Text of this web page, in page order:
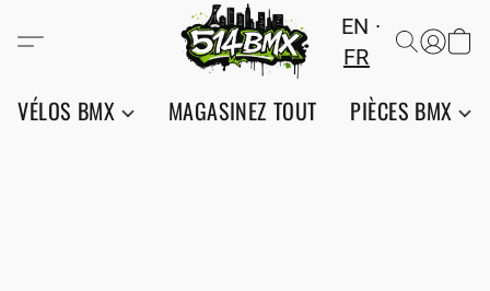
EN
FR
VÉLOS BMX MAGASINEZ TOUT PIÈCES BMX